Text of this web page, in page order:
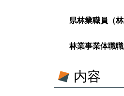
県林業職員（林
林業事業体職
内容